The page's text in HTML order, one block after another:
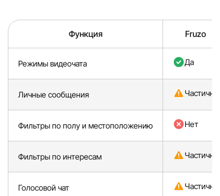
Функция Fruzo
Режимы видеочата Да
Личные сообщения Частично
Фильтры по полу и местоположению Нет
Фильтры по интересам Частично
Голосовой чат Частично